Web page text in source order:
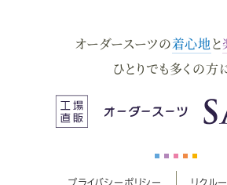
ー
ス
ー
ス
ー
ー
ス
ー
オーダースーツの着心地と
ひとりでも多くの方
プライバシーポリシー リクル